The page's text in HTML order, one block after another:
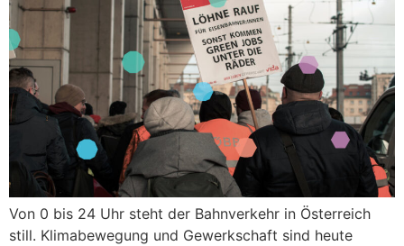
Von 0 bis 24 Uhr steht der Bahnverkehr in Österreich
still. Klimabewegung und Gewerkschaft sind heute